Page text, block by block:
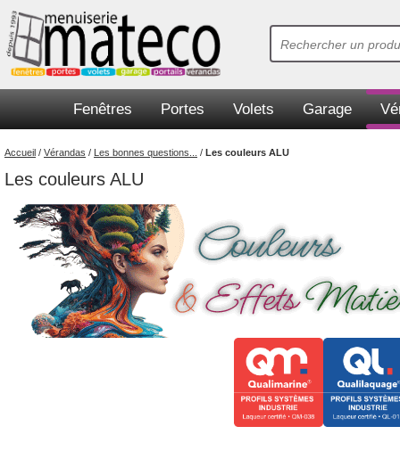
Fenêtres Portes Volets Garage
Accueil / Vérandas / Les bonnes questions... / Les couleurs ALU
Les couleurs ALU